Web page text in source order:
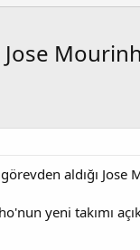
aldığı
yeni takımı